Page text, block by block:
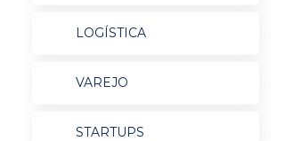
LOGÍSTICA
VAREJO
STARTUPS